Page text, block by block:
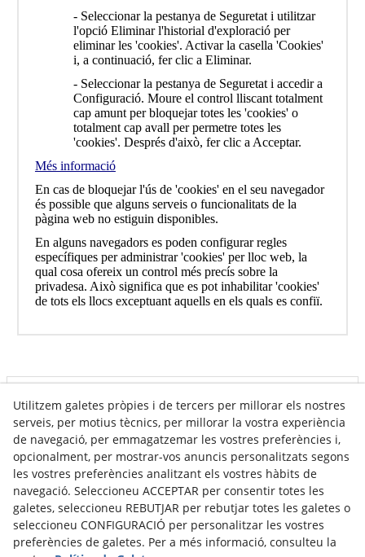
- Seleccionar la pestanya de Seguretat i utilitzar
l'opció Eliminar l'historial d'exploració per
eliminar les 'cookies'. Activar la casella 'Cookies'
i, a continuació, fer clic a Eliminar.
- Seleccionar la pestanya de Seguretat i accedir a
Configuració. Moure el control lliscant totalment
cap amunt per bloquejar totes les 'cookies' o
totalment cap avall per permetre totes les
'cookies'. Després d'això, fer clic a Acceptar.
Més informació
En cas de bloquejar l'ús de 'cookies' en el seu navegador
és possible que alguns serveis o funcionalitats de la
pàgina web no estiguin disponibles.
En alguns navegadors es poden configurar regles
específiques per administrar 'cookies' per lloc web, la
qual cosa ofereix un control més precís sobre la
privadesa. Això significa que es pot inhabilitar 'cookies'
de tots els llocs exceptuant aquells en els quals es confiï.
Info venda online
Contacte
Av. Tarragona, s/n
25300 Tàrrega(Lleida)Espanya
973 310 732
Utilitzem galetes pròpies i de tercers per millorar els nostres
serveis, per motius tècnics, per millorar la vostra experiència
de navegació, per emmagatzemar les vostres preferències i,
opcionalment, per mostrar-vos anuncis personalitzats segons
les vostres preferències analitzant els vostres hàbits de
navegació. Seleccioneu ACCEPTAR per consentir totes les
galetes, seleccioneu REBUTJAR per rebutjar totes les galetes o
seleccioneu CONFIGURACIÓ per personalitzar les vostres
preferències de galetes. Per a més informació, consulteu la